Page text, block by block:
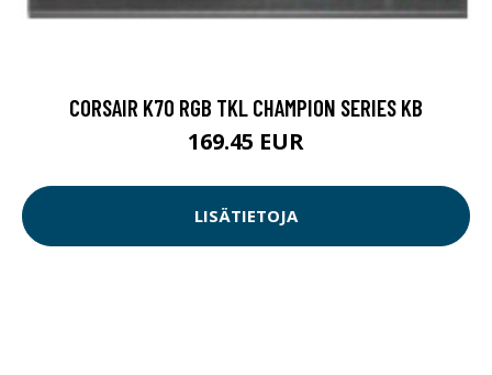
CORSAIR K70 RGB TKL CHAMPION SERIES KB
169.45 EUR
LISÄTIETOJA